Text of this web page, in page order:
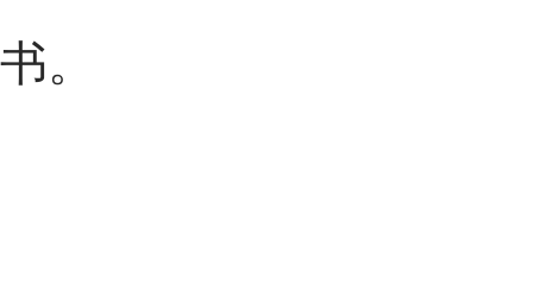
书。